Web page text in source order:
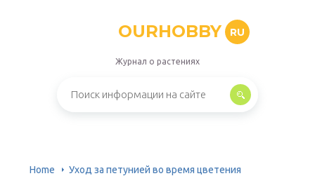
OURHOBBY RU
Журнал о растениях
Home Уход за петунией во время цветения